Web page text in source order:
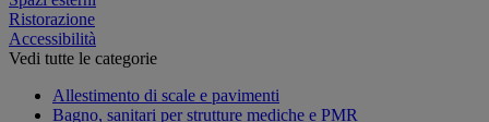
Ristorazione
Accessibilità
Vedi tutte le categorie
Allestimento di scale e pavimenti
Bagno, sanitari per strutture mediche e PMR